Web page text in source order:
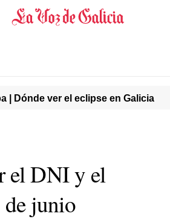
| Dónde ver el eclipse en Galicia
el DNI y el
de junio